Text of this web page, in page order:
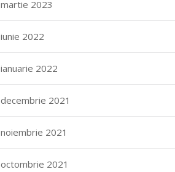
martie 2023
iunie 2022
ianuarie 2022
decembrie 2021
noiembrie 2021
octombrie 2021